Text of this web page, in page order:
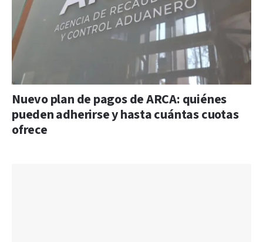
Nuevo plan de pagos de ARCA: quiénes
pueden adherirse y hasta cuántas cuotas
ofrece